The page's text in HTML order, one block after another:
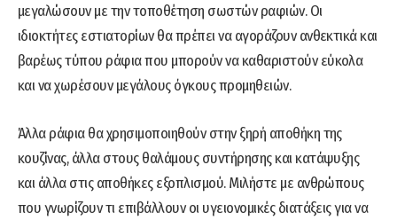
μεγαλώσουν με την τοποθέτηση σωστών ραφιών. Οι
ιδιοκτήτες εστιατορίων θα πρέπει να αγοράζουν ανθεκτικά και
βαρέως τύπου ράφια που μπορούν να καθαριστούν εύκολα
και να χωρέσουν μεγάλους όγκους προμηθειών.
Άλλα ράφια θα χρησιμοποιηθούν στην ξηρή αποθήκη της
κουζίνας, άλλα στους θαλάμους συντήρησης και κατάψυξης
και άλλα στις αποθήκες εξοπλισμού. Μιλήστε με ανθρώπους
που γνωρίζουν τι επιβάλλουν οι υγειονομικές διατάξεις για να